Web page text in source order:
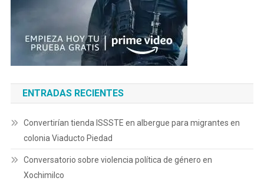
ENTRADAS RECIENTES
Convertirían tienda ISSSTE en albergue para migrantes en
colonia Viaducto Piedad
Conversatorio sobre violencia política de género en
Xochimilco